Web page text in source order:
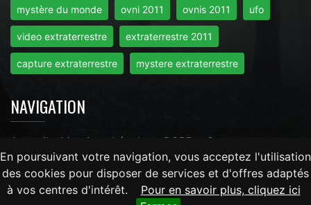
En poursuivant votre navigation, vous acceptez l'utilisation
des cookies pour disposer de services et d'offres adaptés
à vos centres d'intérêt.
Pour en savoir plus, cliquez ici
mystère du monde ovni 2011 ovnis 2011 ufo
video extraterrestre extraterrestre 2011
capture extraterrestre mystere extraterrestre
NAVIGATION
Accueil Mentions Légales RGPD Contact
Tout droits réservés © 2026 - Mysteredumonde.com -